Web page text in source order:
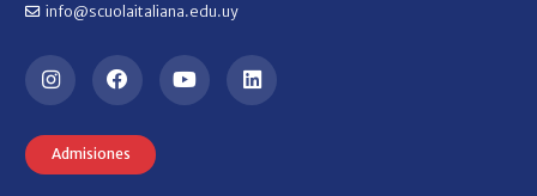
info@scuolaitaliana.edu.uy
Admisiones